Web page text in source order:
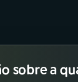
sobre a